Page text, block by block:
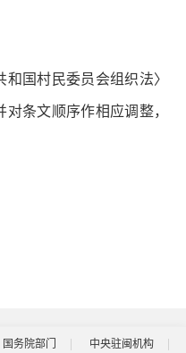
国村民委员会组织法〉
条文顺序作相应调整，
国务院部门 中央驻闽机构